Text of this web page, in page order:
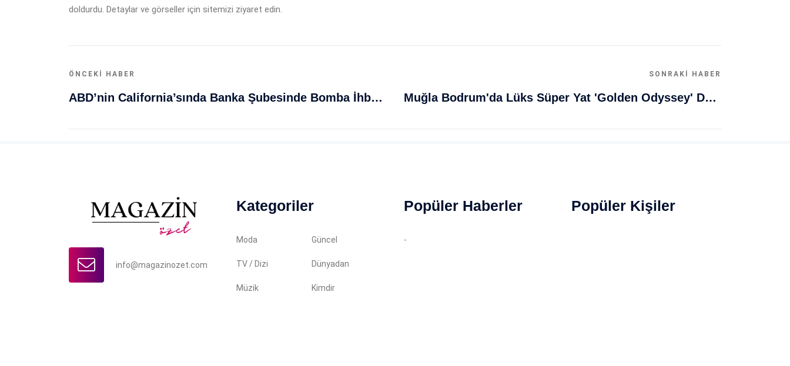
doldurdu. Detaylar ve görseller için sitemizi ziyaret edin.
ÖNCEKI HABER
ABD’nin California’sında Banka Şubesinde Bomba İhbarı Kriz Yaratmaya Devam Ediyor
SONRAKI HABER
Muğla Bodrum'da Lüks Süper Yat 'Golden Odyssey' Demirledi
info@magazinozet.com
Kategoriler
Moda Güncel
TV / Dizi Dünyadan
Müzik Kimdir
Popüler Haberler
-
Popüler Kişiler